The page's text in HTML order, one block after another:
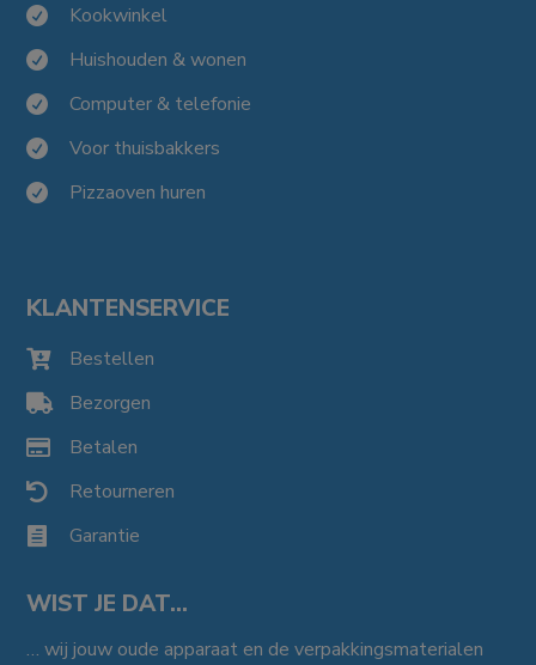
 Kookwinkel
 Huishouden & wonen
 Computer & telefonie
 Voor thuisbakkers
 Pizzaoven huren
KLANTENSERVICE
 Bestellen
 Bezorgen
 Betalen
 Retourneren
 Garantie
WIST JE DAT…
… wij jouw oude apparaat en de verpakkingsmaterialen